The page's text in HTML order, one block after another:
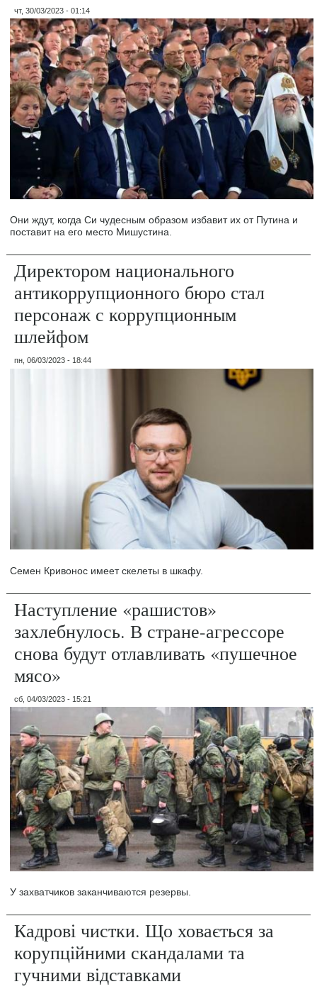
чт, 30/03/2023 - 01:14
Они ждут, когда Си чудесным образом избавит их от Путина и
поставит на его место Мишустина.
Директором национального
антикоррупционного бюро стал
персонаж с коррупционным
шлейфом
пн, 06/03/2023 - 18:44
Семен Кривонос имеет скелеты в шкафу.
Наступление «рашистов»
захлебнулось. В стране-агрессоре
снова будут отлавливать «пушечное
мясо»
сб, 04/03/2023 - 15:21
У захватчиков заканчиваются резервы.
Кадрові чистки. Що ховається за
корупційними скандалами та
гучними відставками